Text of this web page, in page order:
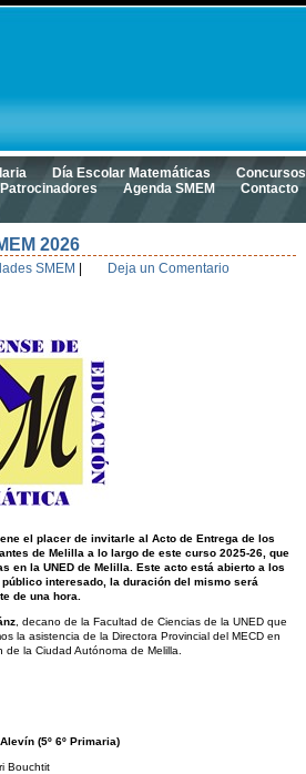
Día Escolar Matemáticas
Concursos
Patrocinadores Agenda SMEM Contacto
2026
SMEM Deja un Comentario
el placer de invitarle al Acto de Entrega de los
de Melilla a lo largo de este curso 2025-26, que
en la UNED de Melilla. Este acto está abierto a los
interesado, la duración del mismo será
de una hora.
, decano de la Facultad de Ciencias de la UNED que
la asistencia de la Directora Provincial del MECD en
la Ciudad Autónoma de Melilla.
(5º 6º Primaria)
Bouchtit